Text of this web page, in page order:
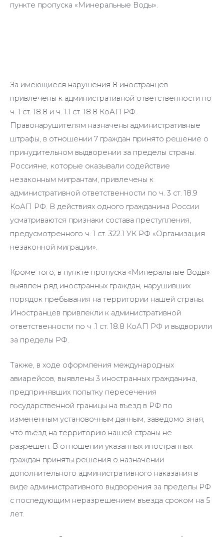
пункте пропуска «Минеральные Воды».
За имеющиеся нарушения 8 иностранцев
привлечены к административной ответственности по
ч. 1 ст. 18.8 и ч. 1.1 ст. 18.8 КоАП РФ.
Правонарушителям назначены административные
штрафы, в отношении 7 граждан принято решение о
принудительном выдворении за пределы страны.
Россияне, которые оказывали содействие
незаконным мигрантам, привлечены к
административной ответственности по ч. 3 ст. 18.9
КоАП РФ. В действиях одного гражданина России
усматриваются признаки состава преступления,
предусмотренного ч. 1 ст. 322.1 УК РФ «Организация
незаконной миграции».
Кроме того, в пункте пропуска «Минеральные Воды»
выявлен ряд иностранных граждан, нарушивших
порядок пребывания на территории нашей страны.
Иностранцев привлекли к административной
ответственности по ч .1 ст. 18.8 КоАП РФ и выдворили
за пределы РФ.
Также, в ходе оформления международных
авиарейсов, выявлены 3 иностранных гражданина,
предпринявших попытку пересечения
государственной границы на въезд в РФ по
измененным установочным данным, заведомо зная,
что въезд на территорию нашей страны не
разрешен. В отношении указанных иностранных
граждан приняты решения о назначении
дополнительного административного наказания в
виде административного выдворения за пределы РФ
с последующим неразрешением въезда сроком на 5
лет.